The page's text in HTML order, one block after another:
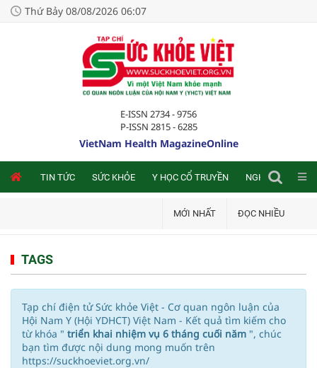
Thứ Bảy 08/08/2026 06:07
E-ISSN 2734 - 9756
P-ISSN 2815 - 6285
VietNam Health MagazineOnline
TIN TỨC SỨC KHỎE Y HỌC CỔ TRUYỀN NGHIÊN CỨU
MỚI NHẤT ĐỌC NHIỀU
TAGS
Tạp chí điện tử Sức khỏe Việt - Cơ quan ngôn luận của
Hội Nam Y (Hội YDHCT) Việt Nam - Kết quả tìm kiếm cho
từ khóa " triển khai nhiệm vụ 6 tháng cuối năm ", chúc
bạn tìm được nội dung mong muốn trên
https://suckhoeviet.org.vn/